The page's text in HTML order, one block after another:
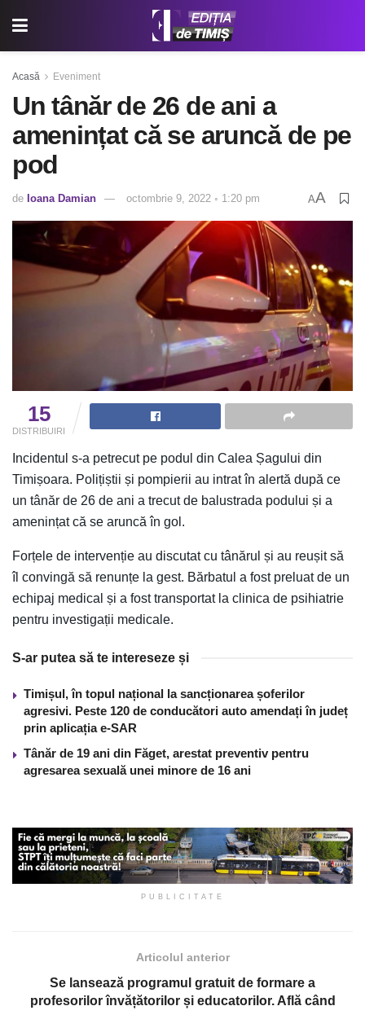
Acasă Eveniment
Un tânăr de 26 de ani a
amenințat că se aruncă de pe
pod
de Ioana Damian octombrie 9, 2022 ◦ 1:20 pm AA
15
DISTRIBUIRI
Incidentul s-a petrecut pe podul din Calea Șagului din
Timișoara. Polițiștii și pompierii au intrat în alertă după ce
un tânăr de 26 de ani a trecut de balustrada podului și a
amenințat că se aruncă în gol.
Forțele de intervenție au discutat cu tânărul și au reușit să
îl convingă să renunțe la gest. Bărbatul a fost preluat de un
echipaj medical și a fost transportat la clinica de psihiatrie
pentru investigații medicale.
S-ar putea să te intereseze și
Timișul, în topul național la sancționarea șoferilor
agresivi. Peste 120 de conducători auto amendați în județ
prin aplicația e-SAR
Tânăr de 19 ani din Făget, arestat preventiv pentru
agresarea sexuală unei minore de 16 ani
PUBLICITATE
Articolul anterior
Se lansează programul gratuit de formare a
profesorilor învățătorilor și educatorilor. Află când